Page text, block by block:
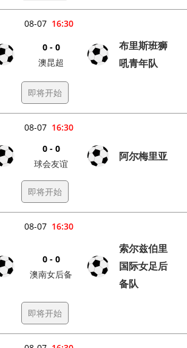
16:30
08-07
0 - 0
澳昆超
布里斯班狮
吼青年队
即将开始
16:30
08-07
0 - 0
球会友谊
阿尔梅里亚
即将开始
16:30
08-07
0 - 0
澳南女后备
索尔兹伯里
国际女足后
备队
即将开始